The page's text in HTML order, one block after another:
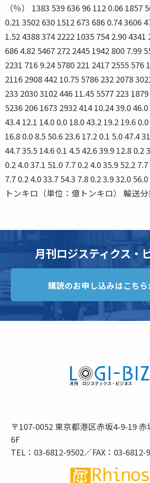
（％） 1383 539 636 96 112 0.06 1857
0.21 3502 630 1512 673 686 0.74 3606
1.52 4388 374 2222 1035 754 2.90 4341
686 4.82 5467 272 2445 1942 800 7.99
2231 716 9.24 5780 221 2417 2555 576
2116 2908 442 10.75 5786 232 2078
233 2030 3102 446 11.45 5577 223
5236 206 1673 2932 414 10.24 39.0
43.4 12.1 14.0 0.0 18.0 43.2 19.2 19.6
16.8 0.0 8.5 50.6 23.6 17.2 0.1 5.0 47.4
44.7 35.5 14.6 0.1 4.5 42.6 39.9 12.8 0.2
0.2 4.0 37.1 51.0 7.7 0.2 4.0 35.9 52.2
7.7 0.2 4.0 33.7 54.3 7.8 0.2 3.9 32.0
トンキロ（単位：億トンキロ） 輸送分
月刊ロジスティクス・
購読のお申し込みはこちら
〒107-0052 東京都港区赤坂4-9-19
6F
TEL：03-6812-9502／FAX：03-6812-